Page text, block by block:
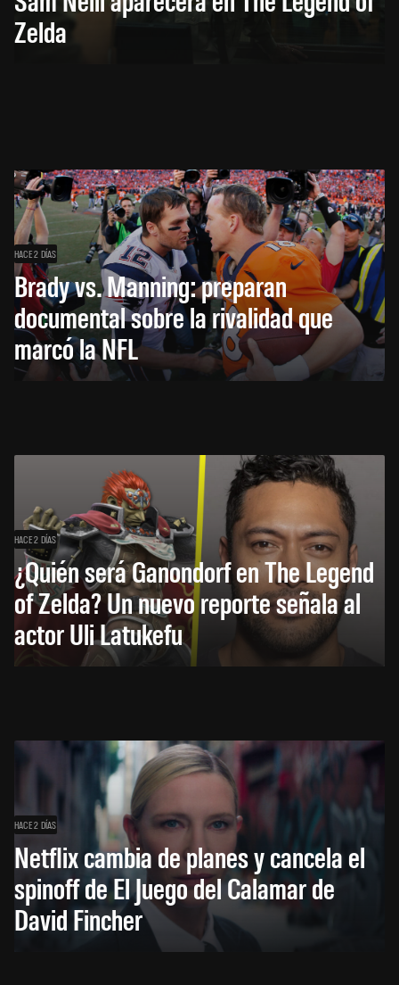
Zelda
HACE 2 DÍAS
Brady vs. Manning: preparan
documental sobre la rivalidad que
marcó la NFL
HACE 2 DÍAS
¿Quién será Ganondorf en The Legend
of Zelda? Un nuevo reporte señala al
actor Uli Latukefu
HACE 2 DÍAS
Netflix cambia de planes y cancela el
spinoff de El Juego del Calamar de
David Fincher